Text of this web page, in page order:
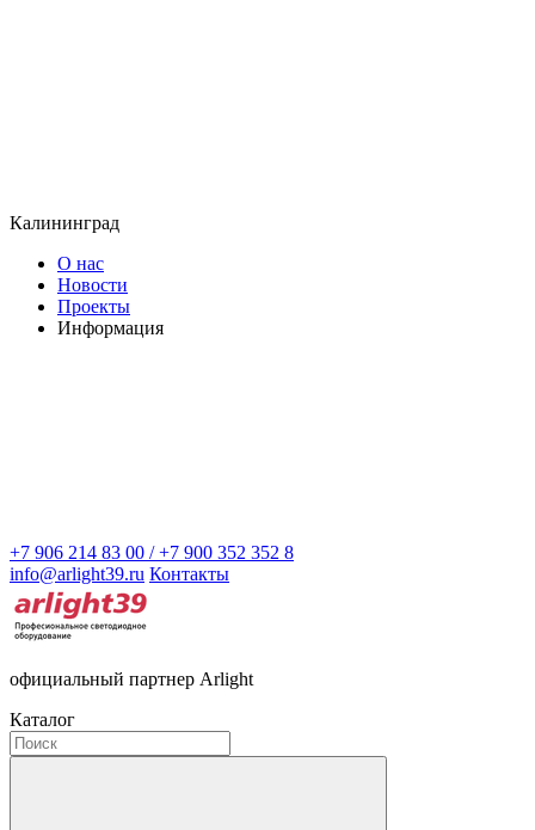
Калининград
О нас
Новости
Проекты
Информация
+7 906 214 83 00 / +7 900 352 352 8
info@arlight39.ru Контакты
официальный партнер Arlight
Каталог